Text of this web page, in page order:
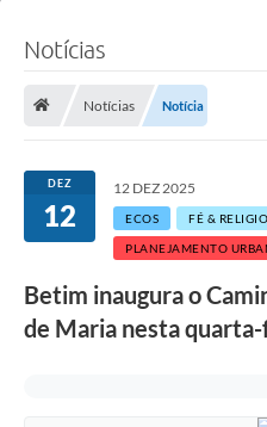
Notícias
Notícias Notícia
DEZ
12
12 DEZ 2025
ECOS FÉ &
PLANEJAMENTO
Betim inaugura o
de Maria nesta